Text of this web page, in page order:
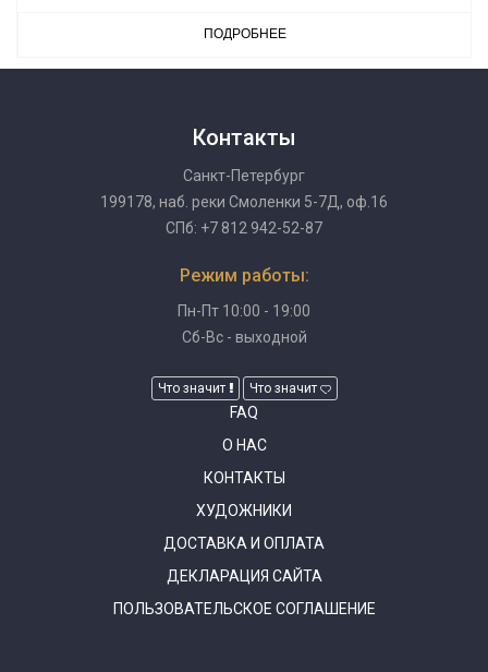
ПОДРОБНЕЕ
Контакты
Санкт-Петербург
199178, наб. реки Смоленки 5-7Д, оф.16
СПб: +7 812 942-52-87
Режим работы:
Пн-Пт 10:00 - 19:00
Сб-Вс - выходной
Что значит Что значит
FAQ
О НАС
КОНТАКТЫ
ХУДОЖНИКИ
ДОСТАВКА И ОПЛАТА
ДЕКЛАРАЦИЯ САЙТА
ПОЛЬЗОВАТЕЛЬСКОЕ СОГЛАШЕНИЕ